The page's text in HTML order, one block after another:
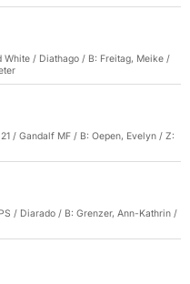
/ Diathago / B: Freitag, Meike /
/ Gandalf MF / B: Oepen, Evelyn / Z:
/ Diarado / B: Grenzer, Ann-Kathrin /